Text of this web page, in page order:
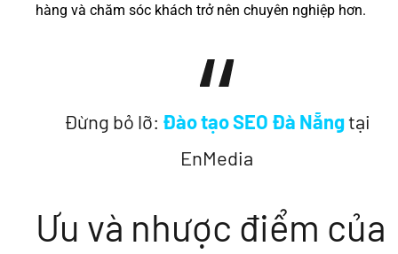
hàng và chăm sóc khách trở nên chuyên nghiệp hơn.
Đừng bỏ lỡ: Đào tạo SEO Đà Nẵngtại
EnMedia
Ưu và nhược điểm của